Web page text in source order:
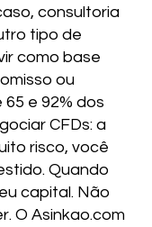
consultoria
tipo de
como base
ou
e 92% dos
CFDs: a
risco, você
Quando
capital. Não
O Asinkao.com